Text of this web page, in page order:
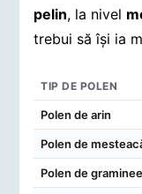
pelin, la nivel
trebui să își ia
Concentrații de
TIP DE POLEN
Polen de arin
Polen de
Polen de graminee